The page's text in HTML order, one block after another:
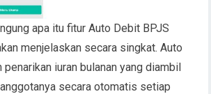
apa itu fitur Auto Debit BPJS
menjelaskan secara singkat. Auto
penarikan iuran bulanan yang diambil
secara otomatis setiap